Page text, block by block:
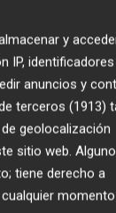
1
2
el
que
del
y
IP,
anuncios y
terceros (1913)
geolocalización
sitio web.
tiene derecho a